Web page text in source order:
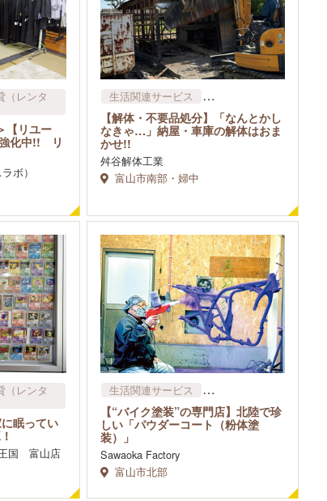
（レンタ
【リユー
化中!! リ
ボ）
生活関連サービス
リサイクル・物品賃貸​（レンタ
ル）
インテリア・生活家具・家電
車​・バイク・中古車買取・修理
【解体・不要品処分】「なんとかし
なきゃ…」納屋・車庫の解体はおま
かせ!!
舛谷解体工業
富山市南部・婦中
（レンタ
の他
眠ってい
国 富山店
生活関連サービス
リサイクル・物品賃貸​（レンタ
ル）
住宅・不動産
車​・バイク・中古車買取・修理
【“バイク塗装”の専門店】北陸で珍
しい「パウダーコート（粉体塗
装）」
Sawaoka Factory
富山市北部